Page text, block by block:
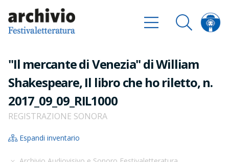
"Il mercante di Venezia" di William
Shakespeare, Il libro che ho riletto, n.
2017_09_09_RIL1000
REGISTRAZIONE SONORA
Espandi inventario